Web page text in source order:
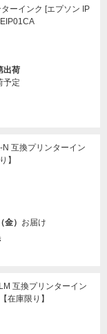
ーインク [エプソン IP
出荷
予定
互換プリンターイン
】
） お届け
互換プリンターイン
在庫限り】